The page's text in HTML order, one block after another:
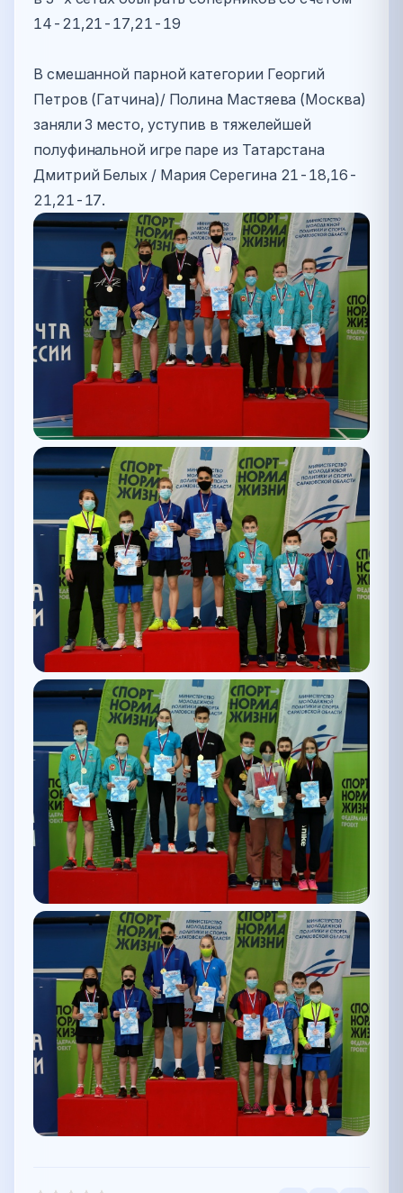
14-21,21-17,21-19
В смешанной парной категории Георгий
Петров (Гатчина)/ Полина Мастяева (Москва)
заняли 3 место, уступив в тяжелейшей
полуфинальной игре паре из Татарстана
Дмитрий Белых / Мария Серегина 21-18,16-
21,21-17.